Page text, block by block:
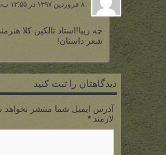
۸ فروردین ۱۳۹۷ در ۱۲:۵۵ ب٫ظ
چه زیبا!استاد تالکین کلا
شعر داستان!
دیدگاهتان را ثبت کنید
آدرس ایمیل شما منتشر نخواهد
لازمند *